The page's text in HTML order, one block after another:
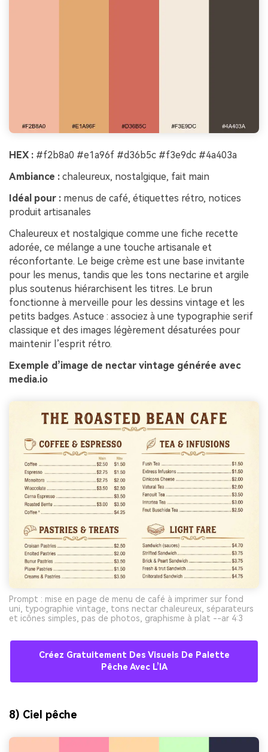
HEX : #f2b8a0 #e1a96f #d36b5c #f3e9dc #4a403a
Ambiance : chaleureux, nostalgique, fait main
Idéal pour : menus de café, étiquettes rétro, notices
produit artisanales
Chaleureux et nostalgique comme une fiche recette
adorée, ce mélange a une touche artisanale et
réconfortante. Le beige crème est une base invitante
pour les menus, tandis que les tons nectarine et argile
plus soutenus hiérarchisent les titres. Le brun
fonctionne à merveille pour les dessins vintage et les
petits badges. Astuce : associez à une typographie serif
classique et des images légèrement désaturées pour
maintenir l’esprit rétro.
Exemple d’image de nectar vintage générée avec
media.io
Prompt : mise en page de menu de café à imprimer sur fond
uni, typographie vintage, tons nectar chaleureux, séparateurs
et icônes simples, pas de photos, graphisme à plat --ar 4:3
Créez Gratuitement Des Visuels De Palette
Pêche Avec L’IA
8) Ciel pêche